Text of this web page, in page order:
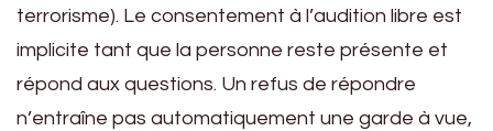
terrorisme). Le consentement à l’audition libre est
implicite tant que la personne reste présente et
répond aux questions. Un refus de répondre
n’entraîne pas automatiquement une garde à vue,